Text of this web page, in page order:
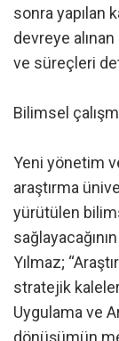
sonra yapılan
devreye
ve süreçleri
Bilimsel
Yeni yönetim
araştırma
yürütülen
Yılmaz;
stratejik
Uygulama ve
dönüşümün